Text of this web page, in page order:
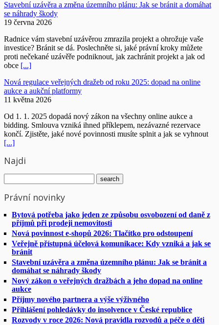
Stavební uzávěra a změna územního plánu: Jak se bránit a domáhat
se náhrady škody
19 června 2026
Radnice vám stavební uzávěrou zmrazila projekt a ohrožuje vaše
investice? Bránit se dá. Poslechněte si, jaké právní kroky můžete
proti nečekané uzávěře podniknout, jak zachránit projekt a jak od
obce [...]
Nová regulace veřejných dražeb od roku 2025: dopad na online
aukce a aukční platformy
11 května 2026
Od 1. 1. 2025 dopadá nový zákon na všechny online aukce a
bidding. Smlouva vzniká ihned příklepem, nezávazné rezervace
končí. Zjistěte, jaké nové povinnosti musíte splnit a jak se vyhnout
[...]
Najdi
Právní novinky
Bytová potřeba jako jeden ze způsobu osvobození od daně z
příjmů při prodeji nemovitosti
Nová povinnost e-shopů 2026: Tlačítko pro odstoupení
Veřejně přístupná účelová komunikace: Kdy vzniká a jak se
bránit
Stavební uzávěra a změna územního plánu: Jak se bránit a
domáhat se náhrady škody
Nový zákon o veřejných dražbách a jeho dopad na online
aukce
Příjmy nového partnera a výše výživného
Přihlášení pohledávky do insolvence v České republice
Rozvody v roce 2026: Nová pravidla rozvodů a péče o děti